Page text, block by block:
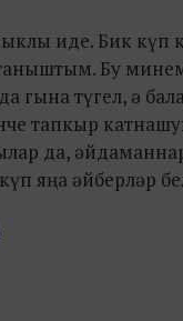
иде. Бик күп
Бу
гына түгел, ә
тапкыр
да,
яңа әйберләр